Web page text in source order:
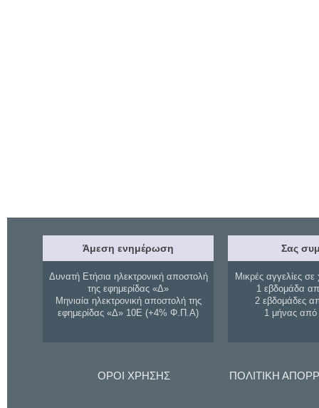
Άμεση ενημέρωση
Δυνατή Ετήσια ηλεκτρονική αποστολή
της εφημερίδας «Δ»
Μηνιαία ηλεκτρονική αποστολή της
εφημερίδας «Δ» 10Ε (+4% Φ.Π.Α)
Σας
Μικρές αγγελίες σε
1 εβδομάδα
2 εβδομάδες
1 μήνας
ΟΡΟΙ ΧΡΗΣΗΣ ΠΟΛΙΤΙΚΗ